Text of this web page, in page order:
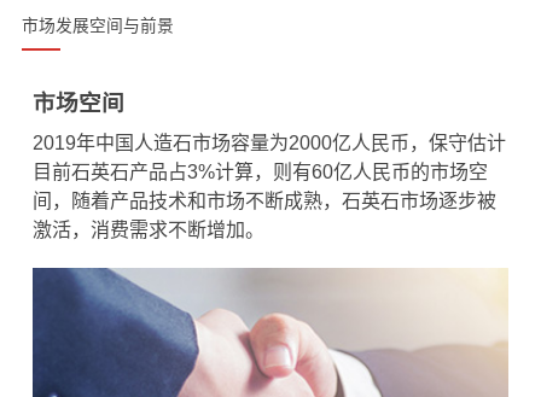
市场发展空间与前景
市场空间
2019年中国人造石市场容量为2000亿人民币，保守估计
目前石英石产品占3%计算，则有60亿人民币的市场空
间，随着产品技术和市场不断成熟，石英石市场逐步被
激活，消费需求不断增加。